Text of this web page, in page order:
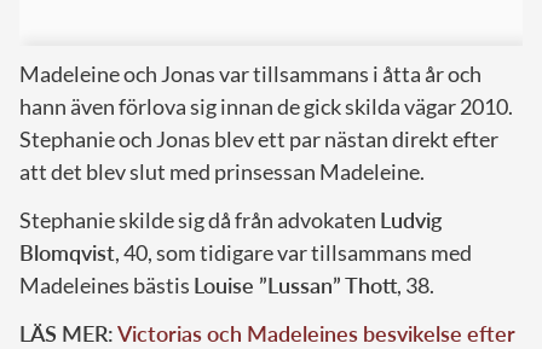
Madeleine och Jonas var tillsammans i åtta år och
hann även förlova sig innan de gick skilda vägar 2010.
Stephanie och Jonas blev ett par nästan direkt efter
att det blev slut med prinsessan Madeleine.
Stephanie skilde sig då från advokaten Ludvig
Blomqvist, 40, som tidigare var tillsammans med
Madeleines bästis Louise ”Lussan” Thott, 38.
LÄS MER:Victorias och Madeleines besvikelse efter